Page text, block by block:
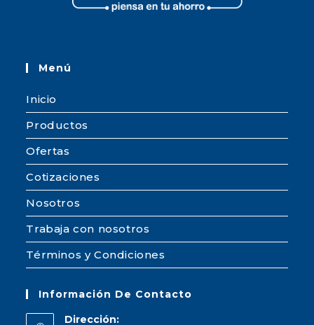
Menú
Inicio
Productos
Ofertas
Cotizaciones
Nosotros
Trabaja con nosotros
Términos y Condiciones
Información De Contacto
Dirección: